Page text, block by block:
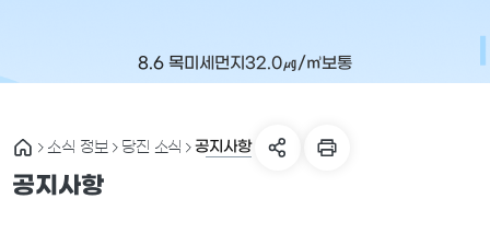
8.6 목미세먼지 32.0㎍/㎥보통
소식 정보 당진 소식 공지사항
공지사항
세